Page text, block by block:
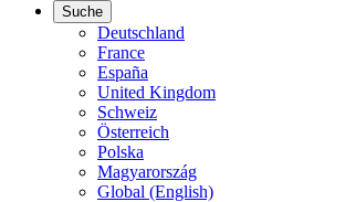
Suche
Deutschland
France
España
United Kingdom
Schweiz
Österreich
Polska
Magyarország
Global (English)